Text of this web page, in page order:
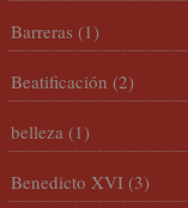
Barreras (1)
Beatificación (2)
belleza (1)
Benedicto XVI (3)